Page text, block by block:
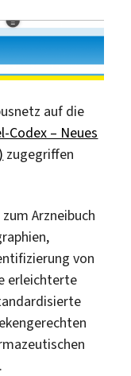
auf die
Codex – Neues
zugegriffen
Arzneibuch
von
erleichterte